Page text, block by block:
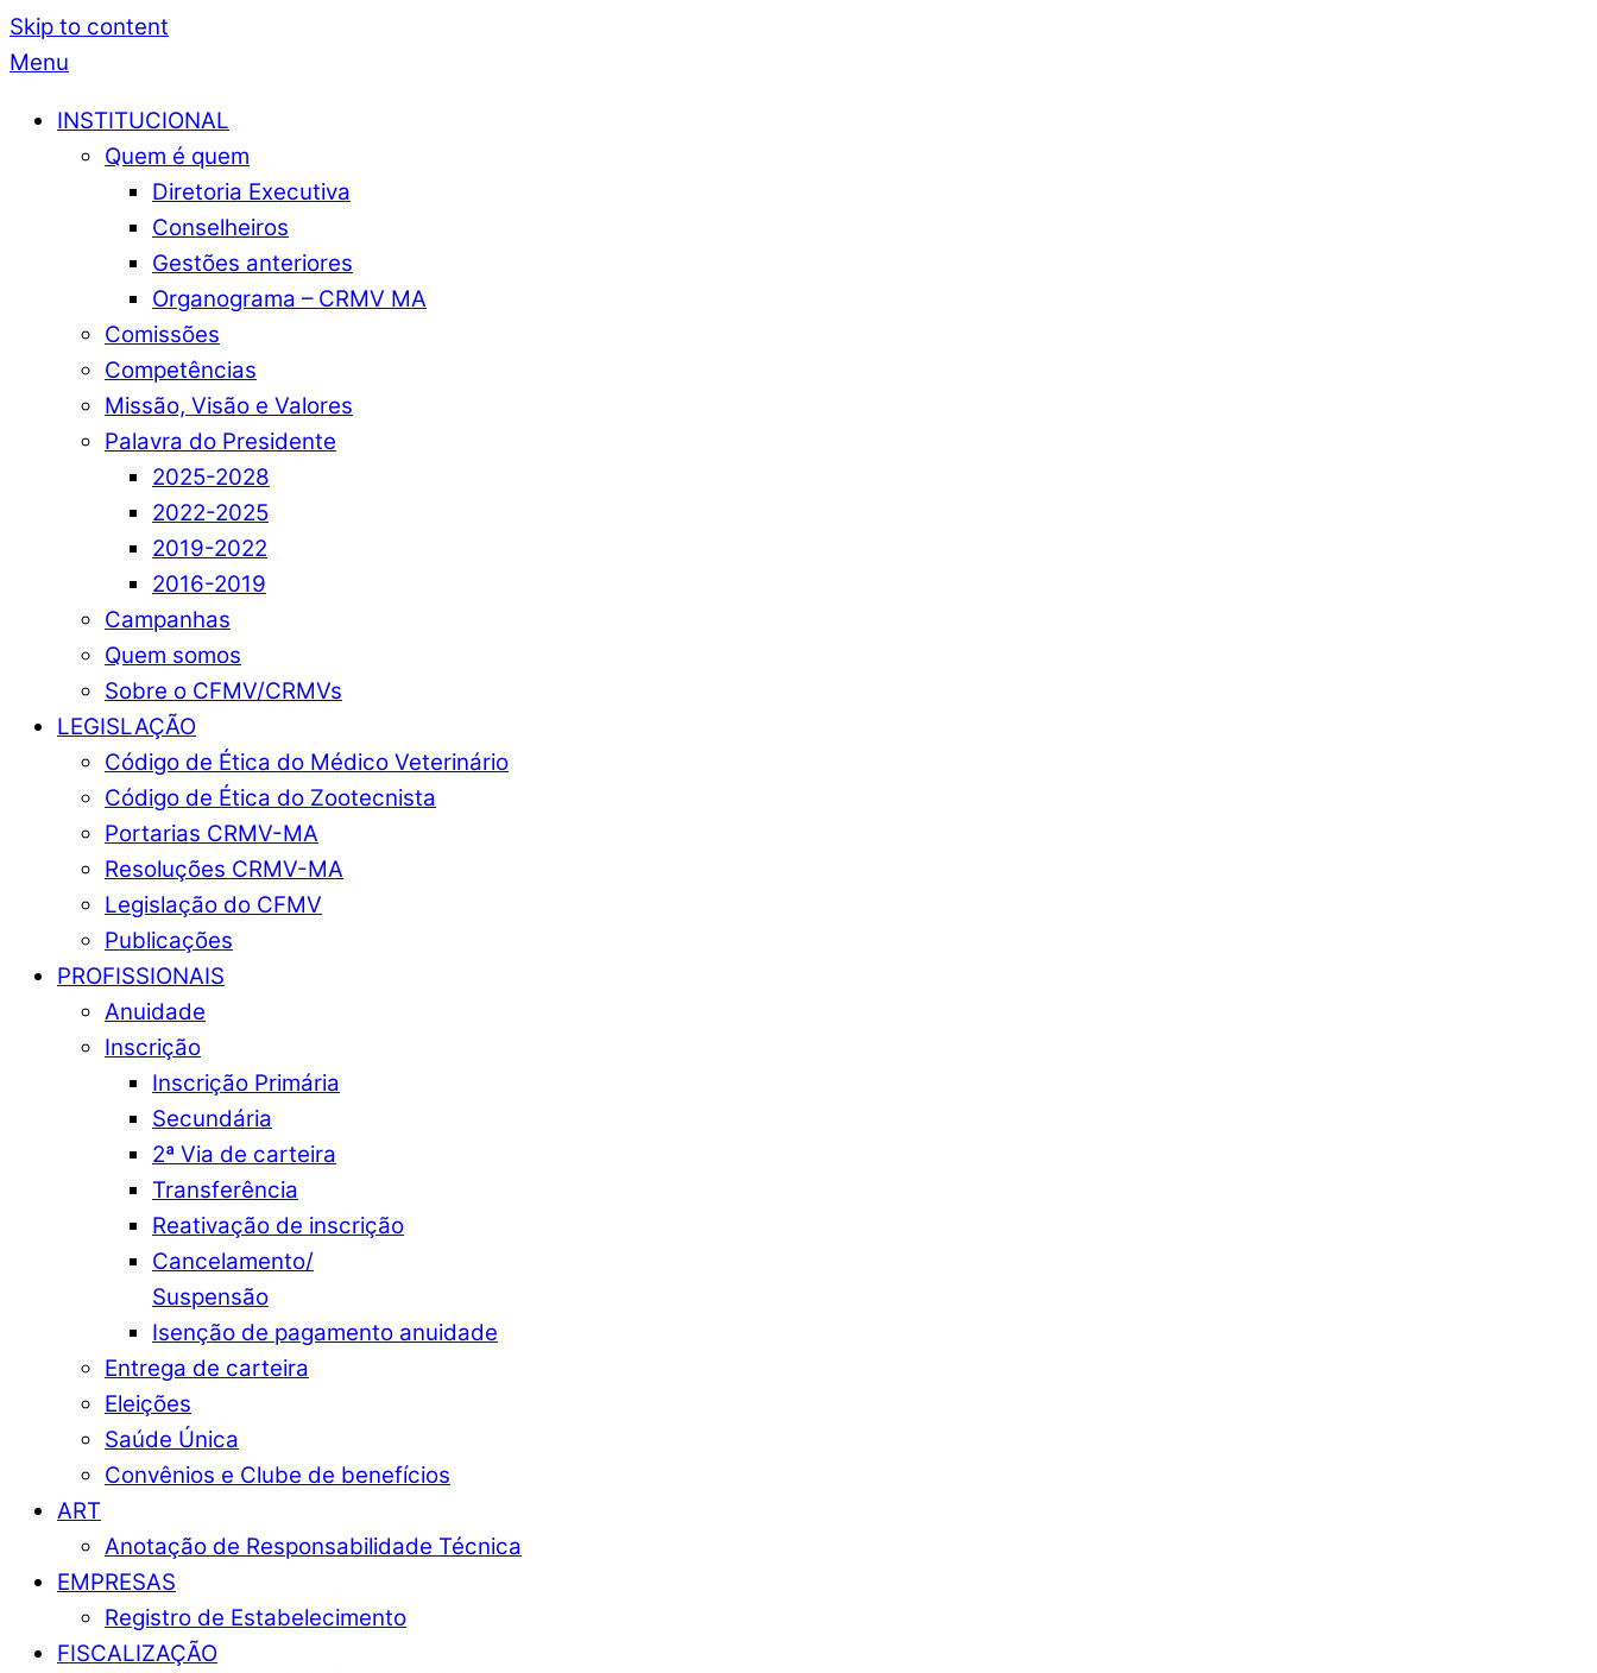
Skip to content
Menu
INSTITUCIONAL
Quem é quem
Diretoria Executiva
Conselheiros
Gestões anteriores
Organograma – CRMV MA
Comissões
Competências
Missão, Visão e Valores
Palavra do Presidente
2025-2028
2022-2025
2019-2022
2016-2019
Campanhas
Quem somos
Sobre o CFMV/CRMVs
LEGISLAÇÃO
Código de Ética do Médico Veterinário
Código de Ética do Zootecnista
Portarias CRMV-MA
Resoluções CRMV-MA
Legislação do CFMV
Publicações
PROFISSIONAIS
Anuidade
Inscrição
Inscrição Primária
Secundária
2ª Via de carteira
Transferência
Reativação de inscrição
Cancelamento/
Suspensão
Isenção de pagamento anuidade
Entrega de carteira
Eleições
Saúde Única
Convênios e Clube de benefícios
ART
Anotação de Responsabilidade Técnica
EMPRESAS
Registro de Estabelecimento
FISCALIZAÇÃO